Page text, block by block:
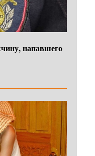
напавшего